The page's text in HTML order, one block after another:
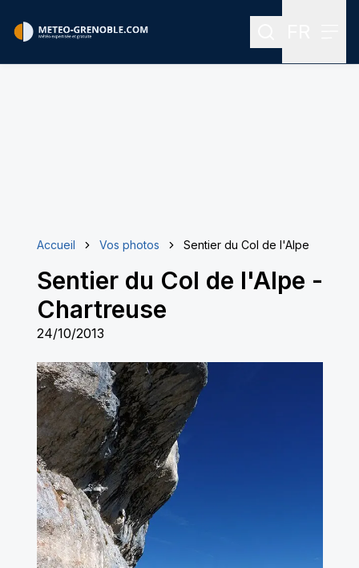
Rechercher
Accueil Vos photos Sentier du Col de l'Alpe
Sentier du Col de l'Alpe -
Chartreuse
24/10/2013